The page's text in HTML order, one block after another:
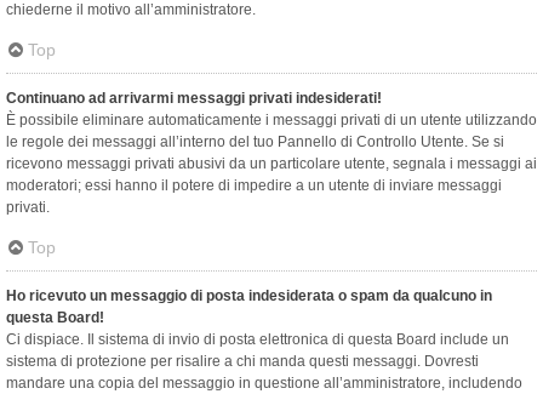
chiederne il motivo all’amministratore.
Top
Continuano ad arrivarmi messaggi privati indesiderati!
È possibile eliminare automaticamente i messaggi privati ​​di un utente utilizzando
le regole dei messaggi all’interno del tuo Pannello di Controllo Utente. Se si
ricevono messaggi privati ​​abusivi da un particolare utente, segnala i messaggi ai
moderatori; essi hanno il potere di impedire a un utente di inviare messaggi
privati​​.
Top
Ho ricevuto un messaggio di posta indesiderata o spam da qualcuno in
questa Board!
Ci dispiace. Il sistema di invio di posta elettronica di questa Board include un
sistema di protezione per risalire a chi manda questi messaggi. Dovresti
mandare una copia del messaggio in questione all’amministratore, includendo